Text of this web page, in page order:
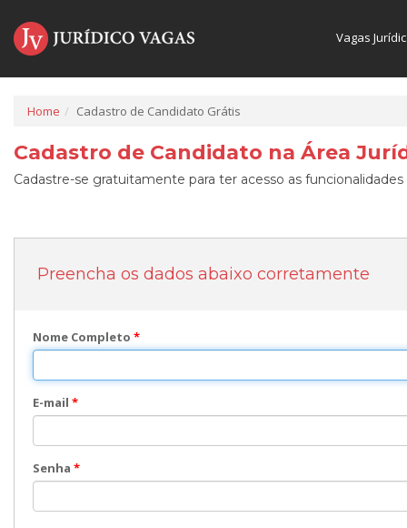
Vagas
Home Cadastro de Candidato Grátis
Cadastro de Candidato na Área
Cadastre-se gratuitamente para ter acesso as
Preencha os dados abaixo corretamente
Nome Completo *
E-mail *
Senha *